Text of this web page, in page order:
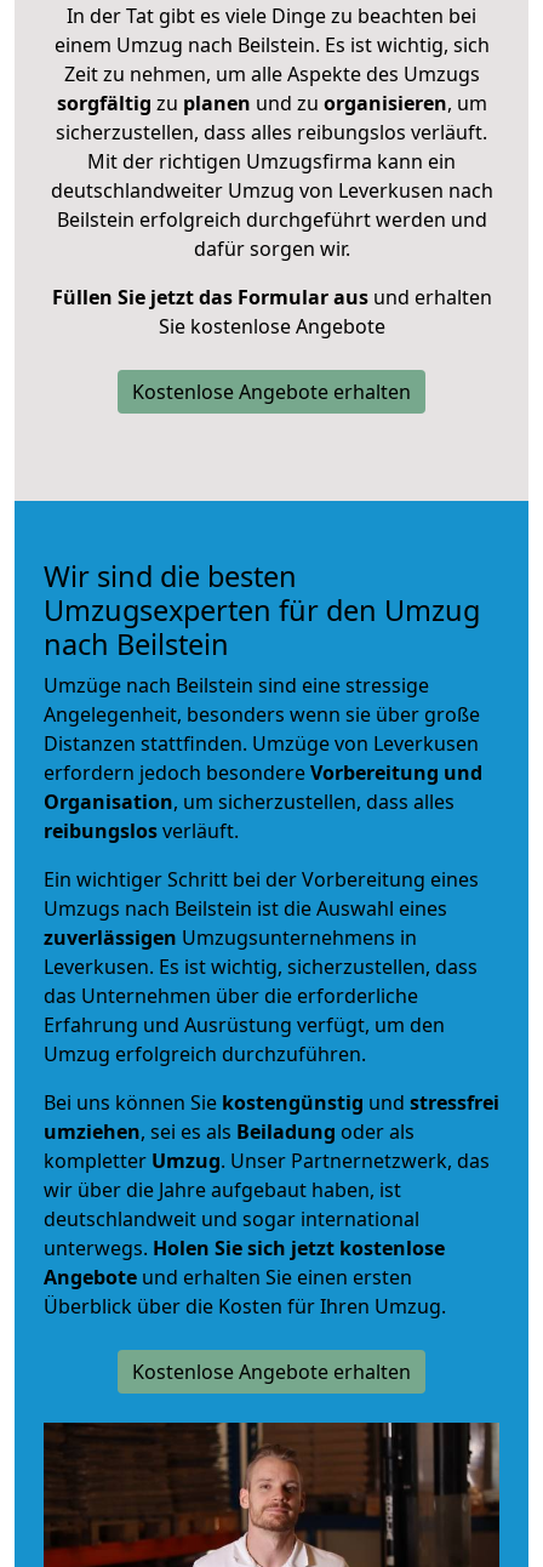
In der Tat gibt es viele Dinge zu beachten bei
einem Umzug nach Beilstein. Es ist wichtig, sich
Zeit zu nehmen, um alle Aspekte des Umzugs
sorgfältig zu planen und zu organisieren, um
sicherzustellen, dass alles reibungslos verläuft.
Mit der richtigen Umzugsfirma kann ein
deutschlandweiter Umzug von Leverkusen nach
Beilstein erfolgreich durchgeführt werden und
dafür sorgen wir.
Füllen Sie jetzt das Formular ausund erhalten
Sie kostenlose Angebote
Kostenlose Angebote erhalten
Wir sind die besten
Umzugsexperten für den Umzug
nach Beilstein
Umzüge nach Beilstein sind eine stressige
Angelegenheit, besonders wenn sie über große
Distanzen stattfinden. Umzüge von Leverkusen
erfordern jedoch besondereVorbereitung und
Organisation, um sicherzustellen, dass alles
reibungslosverläuft.
Ein wichtiger Schritt bei der Vorbereitung eines
Umzugs nach Beilstein ist die Auswahl eines
zuverlässigen Umzugsunternehmens in
Leverkusen. Es ist wichtig, sicherzustellen, dass
das Unternehmen über die erforderliche
Erfahrung und Ausrüstung verfügt, um den
Umzug erfolgreich durchzuführen.
Bei uns können Sie kostengünstig und stressfrei
umziehen, sei es als Beiladung oder als
kompletter Umzug. Unser Partnernetzwerk, das
wir über die Jahre aufgebaut haben, ist
deutschlandweit und sogar international
unterwegs. Holen Sie sich jetzt kostenlose
Angebote und erhalten Sie einen ersten
Überblick über die Kosten für Ihren Umzug.
Kostenlose Angebote erhalten